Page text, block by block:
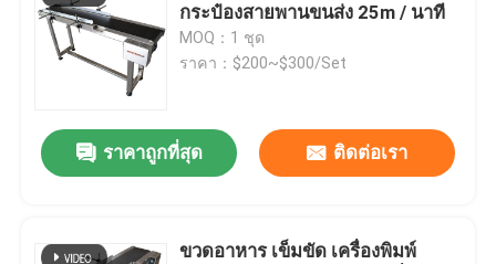
กระป๋องสายพานขนส่ง 25m / นาที
MOQ：1 ชุด
ราคา：$200~$300/Set
ราคาถูกที่สุด ติดต่อเรา
ขวดอาหาร เข็มขัด เครื่องพิมพ์